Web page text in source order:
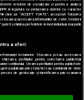
retelelor de socializare si pentru a analiza
in legatura cu prelucrarea datelor cu caracter
click pe “ACCEPT TOATE”, acceptati folosirea
stocarea/accesarea informatiilor de catre Vendor-ii
schimba preferintele in mod individual, mai putin
a oferi:
reclamelor. Stocarea și/sau accesarea
profilurilor pentru selectarea publicității
conținutului. Crearea profilurilor pentru publicitate
publicului prin statistici sau combinații de date
de geolocație și identificarea prin scanarea